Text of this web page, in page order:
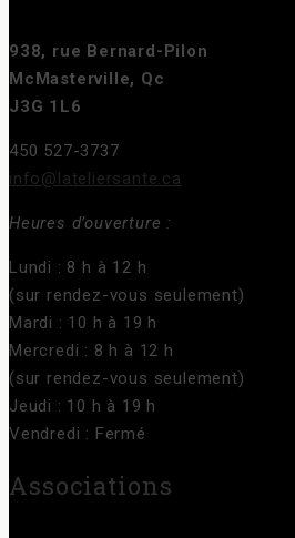
938, rue Bernard-Pilon
McMasterville, Qc
J3G 1L6
450 527-3737
info@lateliersante.ca
Heures d’ouverture :
Lundi : 8 h à 12 h
(sur rendez-vous seulement)
Mardi : 10 h à 19 h
Mercredi : 8 h à 12 h
(sur rendez-vous seulement)
Jeudi : 10 h à 19 h
Vendredi : Fermé
Associations